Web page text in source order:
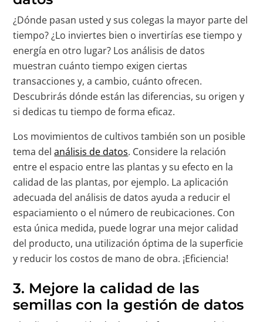
¿Dónde pasan usted y sus colegas la mayor parte del
tiempo? ¿Lo inviertes bien o invertirías ese tiempo y
energía en otro lugar? Los análisis de datos
muestran cuánto tiempo exigen ciertas
transacciones y, a cambio, cuánto ofrecen.
Descubrirás dónde están las diferencias, su origen y
si dedicas tu tiempo de forma eficaz.
Los movimientos de cultivos también son un posible
tema delanálisis de datos. Considere la relación
entre el espacio entre las plantas y su efecto en la
calidad de las plantas, por ejemplo. La aplicación
adecuada del análisis de datos ayuda a reducir el
espaciamiento o el número de reubicaciones. Con
esta única medida, puede lograr una mejor calidad
del producto, una utilización óptima de la superficie
y reducir los costos de mano de obra. ¡Eficiencia!
3. Mejore la calidad de las
semillas con la gestión de datos